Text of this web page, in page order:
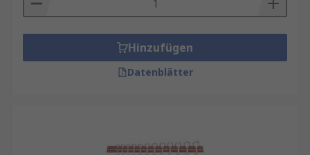
Hinzufügen
Datenblätter